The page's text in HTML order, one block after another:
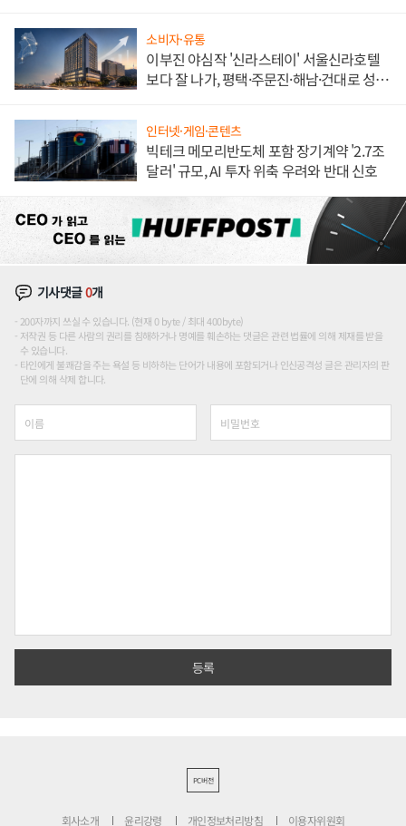
소비자·유통
이부진 야심작 '신라스테이' 서울신라호텔
보다 잘 나가, 평택·주문진·해남·건대로 성
인터넷·게임·콘텐츠
빅테크 메모리반도체 포함 장기계약 '2.7조
달러' 규모, AI 투자 위축 우려와 반대 신호
기사댓글0개
200자까지 쓰실 수 있습니다. (현재 0 byte / 최대 400byte)
저작권 등 다른 사람의 권리를 침해하거나 명예를 훼손하는 댓글은 관련 법률에 의해 제재를 받을
수 있습니다.
타인에게 불쾌감을 주는 욕설 등 비하하는 단어가 내용에 포함되거나 인신공격성 글은 관리자의 판
단에 의해 삭제 합니다.
PC버전
회사소개 윤리강령 개인정보처리방침 이용자위원회